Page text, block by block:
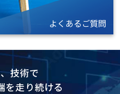
よくあるご質問
技術で
を走り続ける